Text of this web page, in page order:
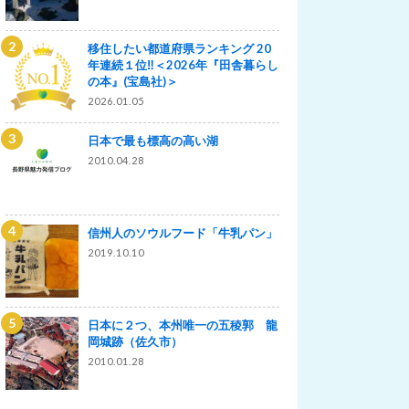
移住したい都道府県ランキング 20
年連続１位‼＜2026年『田舎暮らし
の本』(宝島社)＞
2026.01.05
日本で最も標高の高い湖
2010.04.28
信州人のソウルフード「牛乳パン」
2019.10.10
日本に２つ、本州唯一の五稜郭 龍
岡城跡（佐久市）
2010.01.28